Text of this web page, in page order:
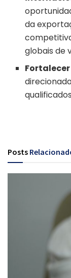
da
globais de
Posts